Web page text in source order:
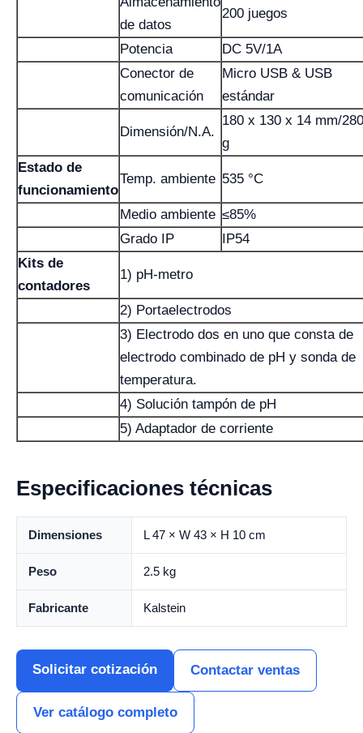
de datos
200 juegos
Potencia
DC 5V/1A
Conector de
comunicación
Micro USB & USB
estándar
Dimensión/N.A.
180 x 130 x 14 mm/280
g
Estado de
funcionamiento
Temp. ambiente 535 °C
Medio ambiente ≤85%
Grado IP
IP54
Kits de
contadores
1) pH-metro
2) Portaelectrodos
3) Electrodo dos en uno que consta de
electrodo combinado de pH y sonda de
temperatura.
4) Solución tampón de pH
5) Adaptador de corriente
Especificaciones técnicas
Dimensiones L 47 × W 43 × H 10 cm
Peso 2.5 kg
Fabricante Kalstein
Solicitar cotización Contactar ventas
Ver catálogo completo